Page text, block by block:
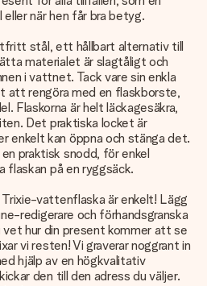
när hen får bra betyg.
stål, ett hållbart alternativ till
materialet är slagtåligt och
i vattnet. Tack vare sin enkla
att rengöra med en flaskborste,
Flaskorna är helt läckagesäkra,
Det praktiska locket är
enkelt kan öppna och stänga det.
praktisk snodd, för enkel
på en ryggsäck.
vattenflaska är enkelt! Lägg
redigerare och förhandsgranska
hur din present kommer att se
vi resten! Vi graverar noggrant in
hjälp av en högkvalitativ
den till den adress du väljer.